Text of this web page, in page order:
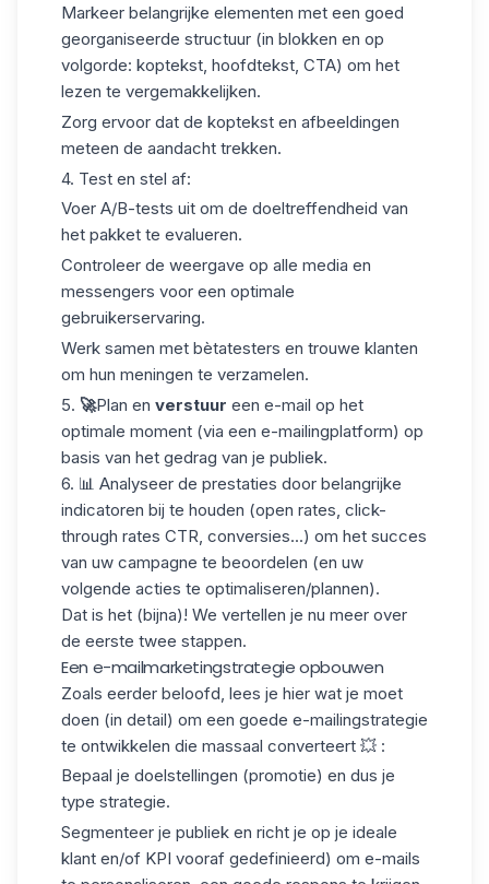
Markeer belangrijke elementen met een goed
georganiseerde structuur (in blokken en op
volgorde: koptekst, hoofdtekst, CTA) om het
lezen te vergemakkelijken.
Zorg ervoor dat de koptekst en afbeeldingen
meteen de aandacht trekken.
4. Test en stel af:
Voer A/B-tests uit om de doeltreffendheid van
het pakket te evalueren.
Controleer de weergave op alle media en
messengers voor een optimale
gebruikerservaring.
Werk samen met bètatesters en trouwe klanten
om hun meningen te verzamelen.
5. 🚀Plan en verstuur een e-mail op het
optimale moment (via een e-mailingplatform) op
basis van het gedrag van je publiek.
6. 📊 Analyseer de prestaties door belangrijke
indicatoren bij te houden (open rates, click-
through rates CTR, conversies...) om het succes
van uw campagne te beoordelen (en uw
volgende acties te optimaliseren/plannen).
Dat is het (bijna)! We vertellen je nu meer over
de eerste twee stappen.
Een e-mailmarketingstrategie opbouwen
Zoals eerder beloofd, lees je hier wat je moet
doen (in detail) om een goede e-mailingstrategie
te ontwikkelen die massaal converteert 💥 :
Bepaal je doelstellingen (promotie) en dus je
type strategie.
Segmenteer je publiek en richt je op je ideale
klant en/of KPI vooraf gedefinieerd) om e-mails